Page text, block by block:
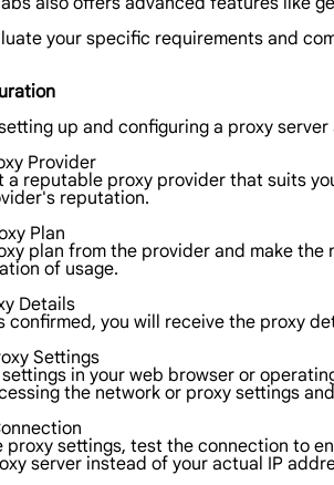
your specific requirements and
up and configuring a proxy
Provider
a reputable proxy provider that suits
reputation.
Plan
plan from the provider and make
of usage.
Details
confirmed, you will receive the proxy
Settings
in your web browser or
the network or proxy settings
proxy settings, test the connection to
server instead of your actual IP